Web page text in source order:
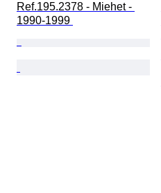
Ref.195.2378 - Miehet -
1990-1999